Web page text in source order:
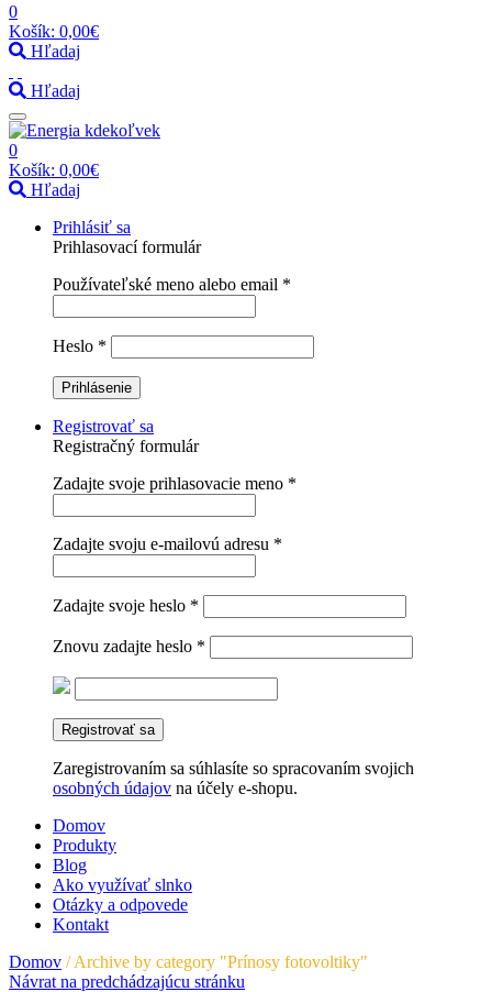
0
Košík: 0,00€
Hľadaj
Hľadaj
0
Košík: 0,00€
Hľadaj
Prihlásiť sa
Prihlasovací formulár
Používateľské meno alebo email *
Heslo *
Registrovať sa
Registračný formulár
Zadajte svoje prihlasovacie meno *
Zadajte svoju e-mailovú adresu *
Zadajte svoje heslo *
Znovu zadajte heslo *
Registrovať sa
Zaregistrovaním sa súhlasíte so spracovaním svojich
osobných údajov na účely e-shopu.
Domov
Produkty
Blog
Ako využívať slnko
Otázky a odpovede
Kontakt
Domov / Archive by category "Prínosy fotovoltiky"
Návrat na predchádzajúcu stránku